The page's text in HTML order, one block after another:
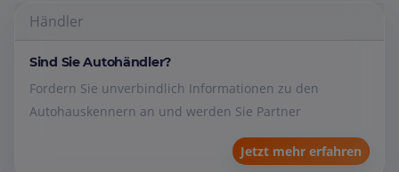
Händler
Sind Sie Autohändler?
Fordern Sie unverbindlich Informationen zu den
Autohauskennern an und werden Sie Partner
Jetzt mehr erfahren